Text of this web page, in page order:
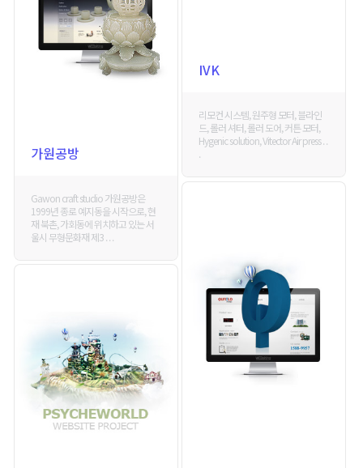
IVK
리모컨 시스템, 원주형 모터, 블라인
드, 롤러 셔터, 롤러 도어, 커튼 모터,
Hygenic solution, Vitector Air press . .
.
가원공방
Gawon craft studio 가원공방은
1999년 종로 예지동을 시작으로, 현
재 북촌, 가회동에 위치하고 있는 서
울시 무형문화재 제3 . . .